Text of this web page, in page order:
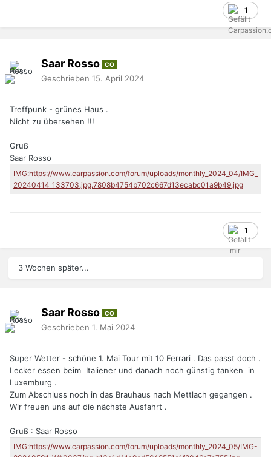
1
Saar Rosso CO
Geschrieben 15. April 2024
Treffpunk - grünes Haus .
Nicht zu übersehen !!!
Gruß
Saar Rosso
1
3 Wochen später...
Saar Rosso CO
Geschrieben 1. Mai 2024
Super Wetter - schöne 1. Mai Tour mit 10 Ferrari . Das passt doch .
Lecker essen beim Italiener und danach noch günstig tanken in
Luxemburg .
Zum Abschluss noch in das Brauhaus nach Mettlach gegangen .
Wir freuen uns auf die nächste Ausfahrt .
Gruß : Saar Rosso